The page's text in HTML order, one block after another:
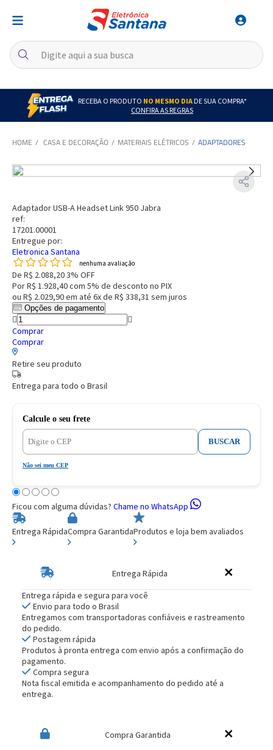
RECEBA O PRODUTO NO MESMO DIADE SUA COMPRA*
CONFIRA AS REGRAS
CASA E DECORAÇÃO MATERIAIS ELÉTRICOS ADAPTADORES
Adaptador USB-A Headset Link 950 Jabra
ref:
17201.00001
Entregue por:
Eletronica Santana
nenhuma avaliação
De R$ 2.088,203% OFF
PorR$ 1.928,40com 5% de desconto no PIX
ou R$ 2.029,90em até 6x de R$ 338,31 sem juros
Opções de pagamento
Comprar
Comprar
Retire seu produto
Entrega para todo o Brasil
Calcule o seu frete
BUSCAR
Não sei meu CEP
Ficou com alguma dúvidas? Chame no WhatsApp
Entrega RápidaCompra GarantidaProdutos e loja bem avaliados
Entrega Rápida
Entrega rápida e segura para você
Envio para todo o Brasil
Entregamos com transportadoras confiáveis e rastreamento
do pedido.
Postagem rápida
Produtos à pronta entrega com envio após a confirmação do
pagamento.
Compra segura
Nota fiscal emitida e acompanhamento do pedido até a
entrega.
Compra Garantida